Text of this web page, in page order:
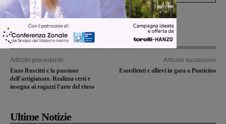
Articolo precedente
Enzo Ruscitti e la passione
dell’artigianato. Realizza cesti e
insegna ai ragazzi l’arte del riuso
Articolo successivo
Esordienti e allievi in gara a Ponticino
Ultime Notizie